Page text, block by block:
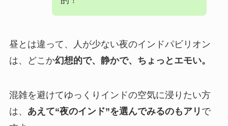
昼とは違って、人が少ない夜のインドパビリオン
は、どこか幻想的で、静かで、ちょっとエモい。
混雑を避けてゆっくりインドの空気に浸りたい方
は、 あえて“夜のインド”を選んでみるのもアリ で